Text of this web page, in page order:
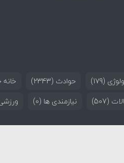
(179) حوادث (2343)
(507) نیازمندی ها (0)